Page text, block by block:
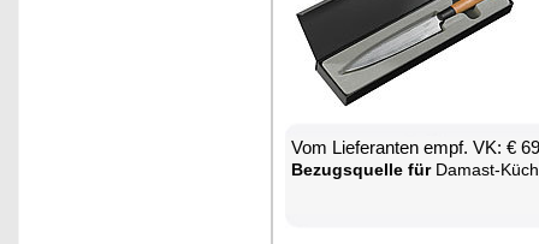
Vom Lie­fe­ran­ten empf. VK: €
Be­zugs­quel­le fürDa­mast-